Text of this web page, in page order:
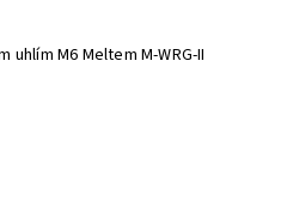
M6 Meltem M-WRG-II